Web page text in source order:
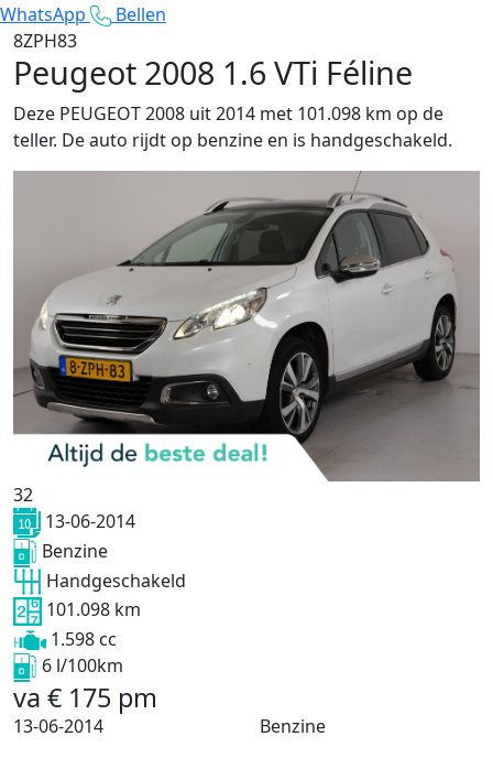
WhatsApp
Bellen
8ZPH83
Peugeot 2008 1.6 VTi Féline
Deze PEUGEOT 2008 uit 2014 met 101.098 km op de
teller. De auto rijdt op benzine en is handgeschakeld.
32
13-06-2014
Benzine
Handgeschakeld
101.098 km
1.598 cc
6 l/100km
va € 175 pm
13-06-2014
Benzine